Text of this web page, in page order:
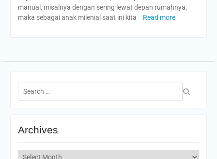
manual, misalnya dengan sering lewat depan rumahnya,
maka sebagai anak milenial saat ini kita
Read more
Search
for:
Archives
Archives